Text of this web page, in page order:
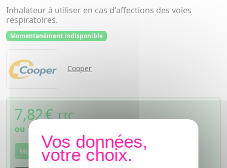
Inhalateur à utiliser en cas d'affections des voies
respiratoires.
Momentanément indisponible
Cooper
7,82€ TTC
ou 1,96€
Momentanément indisponible